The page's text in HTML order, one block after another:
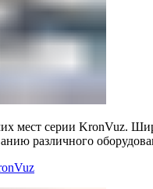
мест серии KronVuz.
различного